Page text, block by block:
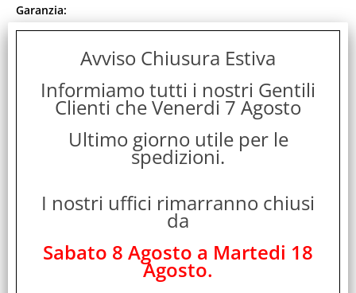
Garanzia:
ITALIA
Cod. EAN:
3660619040926
STHJ36000800
LaCie 2big RAID. Capacità di archiviazione totale installata:
Dimensione del dispositivo di [...]
Prezzo:
Evasione Articolo:
Avviso Chiusura Estiva
Informiamo tutti i nostri Gentili
Clienti che Venerdi 7 Agosto
Ultimo giorno utile per le
spedizioni.
I nostri uffici rimarranno chiusi
da
Sabato 8 Agosto a Martedi 18
Agosto.